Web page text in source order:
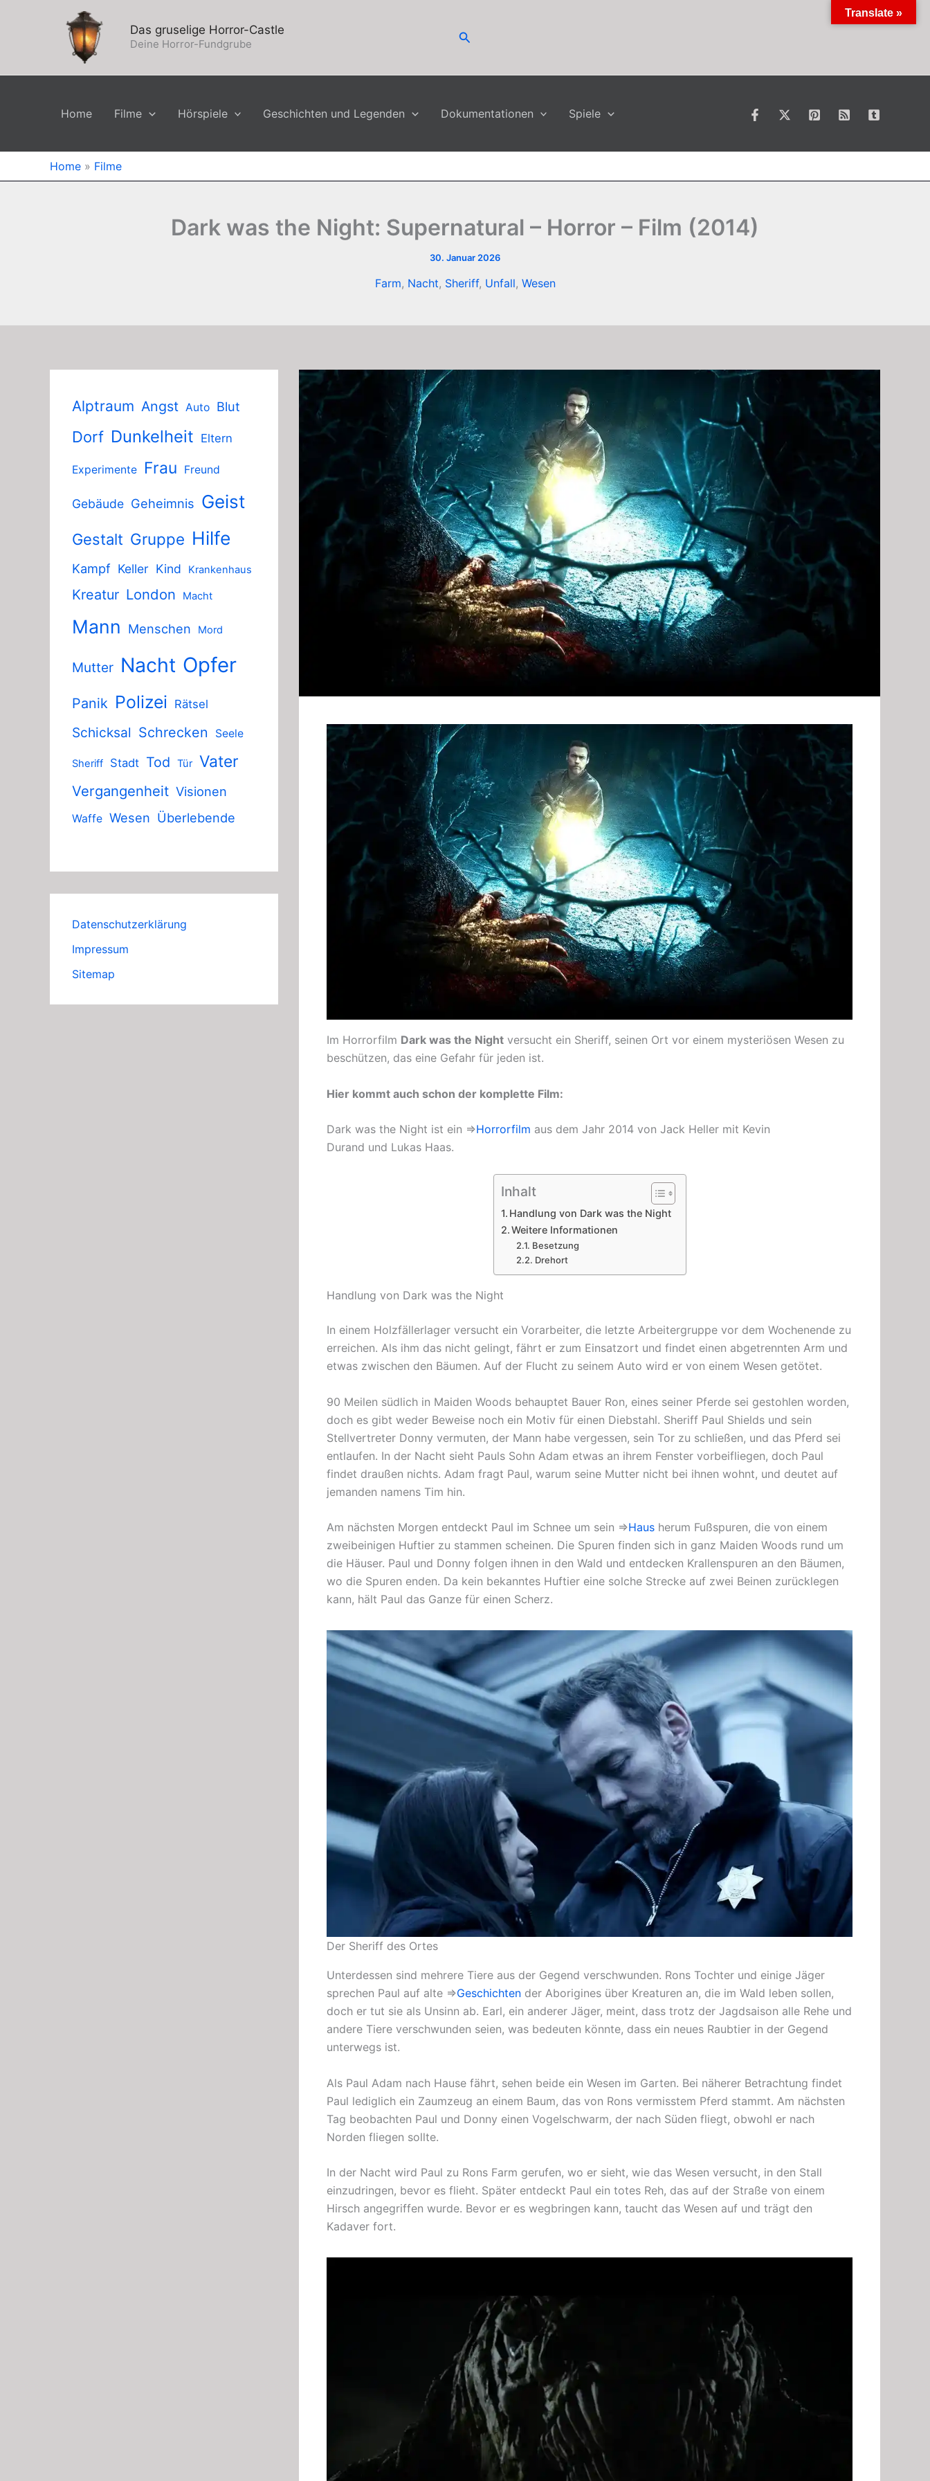
Das gruselige Horror-Castle
Deine Horror-Fundgrube
Suchen
Home Filme Hörspiele Geschichten und Legenden Dokumentationen Spiele
Home » Filme
Dark was the Night: Supernatural – Horror – Film (2014)
30. Januar 2026
Farm, Nacht, Sheriff, Unfall, Wesen
Alptraum Angst Auto Blut
Dorf Dunkelheit Eltern
Experimente Frau Freund
Gebäude Geheimnis Geist
Gestalt Gruppe Hilfe
Kampf Keller Kind Krankenhaus
Kreatur London Macht
Mann Menschen Mord
Mutter Nacht Opfer
Panik Polizei Rätsel
Schicksal Schrecken Seele
Sheriff Stadt Tod Tür Vater
Vergangenheit Visionen
Waffe Wesen Überlebende
Datenschutzerklärung
Impressum
Sitemap
Im Horrorfilm Dark was the Night versucht ein Sheriff, seinen Ort vor einem mysteriösen Wesen zu
beschützen, das eine Gefahr für jeden ist.
Hier kommt auch schon der komplette Film:
Dark was the Night ist ein ⇒Horrorfilm aus dem Jahr 2014 von Jack Heller mit Kevin
Durand und Lukas Haas.
Inhalt
Handlung von Dark was the Night
Weitere Informationen
Besetzung
Drehort
Handlung von Dark was the Night
In einem Holzfällerlager versucht ein Vorarbeiter, die letzte Arbeitergruppe vor dem Wochenende zu
erreichen. Als ihm das nicht gelingt, fährt er zum Einsatzort und findet einen abgetrennten Arm und
etwas zwischen den Bäumen. Auf der Flucht zu seinem Auto wird er von einem Wesen getötet.
90 Meilen südlich in Maiden Woods behauptet Bauer Ron, eines seiner Pferde sei gestohlen worden,
doch es gibt weder Beweise noch ein Motiv für einen Diebstahl. Sheriff Paul Shields und sein
Stellvertreter Donny vermuten, der Mann habe vergessen, sein Tor zu schließen, und das Pferd sei
entlaufen. In der Nacht sieht Pauls Sohn Adam etwas an ihrem Fenster vorbeifliegen, doch Paul
findet draußen nichts. Adam fragt Paul, warum seine Mutter nicht bei ihnen wohnt, und deutet auf
jemanden namens Tim hin.
Am nächsten Morgen entdeckt Paul im Schnee um sein ⇒Haus herum Fußspuren, die von einem
zweibeinigen Huftier zu stammen scheinen. Die Spuren finden sich in ganz Maiden Woods rund um
die Häuser. Paul und Donny folgen ihnen in den Wald und entdecken Krallenspuren an den Bäumen,
wo die Spuren enden. Da kein bekanntes Huftier eine solche Strecke auf zwei Beinen zurücklegen
kann, hält Paul das Ganze für einen Scherz.
Der Sheriff des Ortes
Unterdessen sind mehrere Tiere aus der Gegend verschwunden. Rons Tochter und einige Jäger
sprechen Paul auf alte ⇒Geschichten der Aborigines über Kreaturen an, die im Wald leben sollen,
doch er tut sie als Unsinn ab. Earl, ein anderer Jäger, meint, dass trotz der Jagdsaison alle Rehe und
andere Tiere verschwunden seien, was bedeuten könnte, dass ein neues Raubtier in der Gegend
unterwegs ist.
Als Paul Adam nach Hause fährt, sehen beide ein Wesen im Garten. Bei näherer Betrachtung findet
Paul lediglich ein Zaumzeug an einem Baum, das von Rons vermisstem Pferd stammt. Am nächsten
Tag beobachten Paul und Donny einen Vogelschwarm, der nach Süden fliegt, obwohl er nach
Norden fliegen sollte.
In der Nacht wird Paul zu Rons Farm gerufen, wo er sieht, wie das Wesen versucht, in den Stall
einzudringen, bevor es flieht. Später entdeckt Paul ein totes Reh, das auf der Straße von einem
Hirsch angegriffen wurde. Bevor er es wegbringen kann, taucht das Wesen auf und trägt den
Kadaver fort.
Translate »